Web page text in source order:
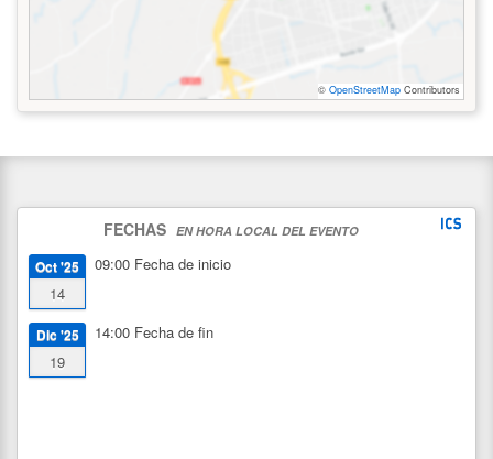
© OpenStreetMap Contributors
FECHAS EN HORA LOCAL DEL EVENTO
Oct '25
14
09:00 Fecha de inicio
Dic '25
19
14:00 Fecha de fin